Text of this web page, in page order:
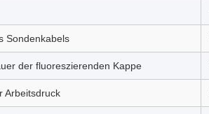
Sondenkabels
der fluoreszierenden Kappe
Arbeitsdruck